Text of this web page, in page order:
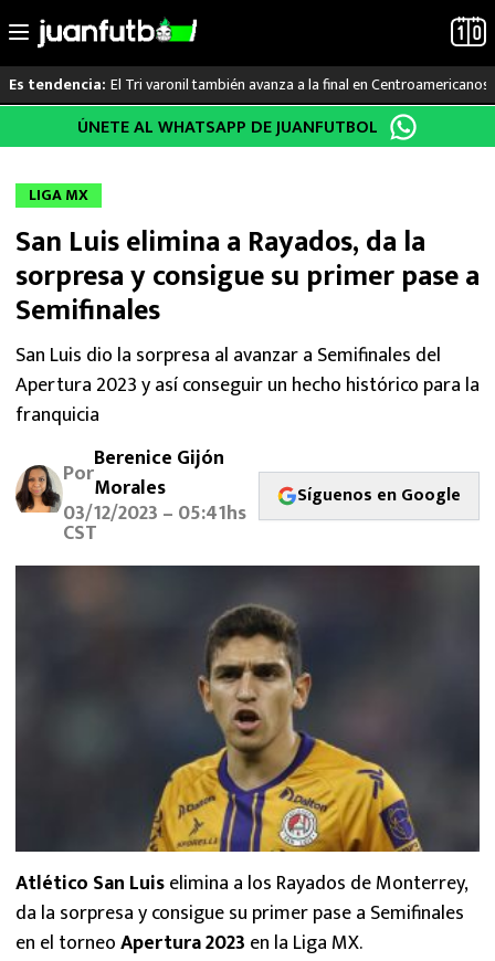
al
Es tendencia: El Tri varonil también avanza a la final en Centroamericanos
LO ÚLTIMO
LIGA MX
RAYADOS
PUMAS
ATLANTE
SELECCIÓN MEXICANA
FUTBOL INTERNACIONAL
MEXICANOS EN EL EXTRANJERO
FUTBOL ESTUFA
FÓRMULA 1
ÚNETE AL WHATSAPP DE JUANFUTBOL
LIGA MX
San Luis elimina a Rayados, da la
sorpresa y consigue su primer pase a
Semifinales
San Luis dio la sorpresa al avanzar a Semifinales del
Apertura 2023 y así conseguir un hecho histórico para la
franquicia
PorBerenice Gijón
Morales
03/12/2023 – 05:41hs
CST
Síguenos en Google
Atlético San Luiselimina a los Rayados de Monterrey,
da la sorpresa y consigue su primer pase a Semifinales
en el torneoApertura 2023 en la Liga MX.